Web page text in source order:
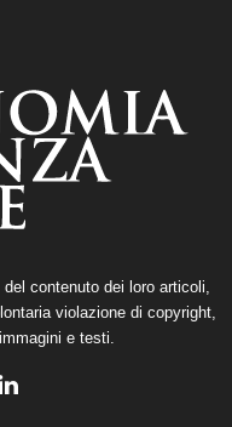
contenuto dei loro articoli,
violazione di copyright,
e testi.